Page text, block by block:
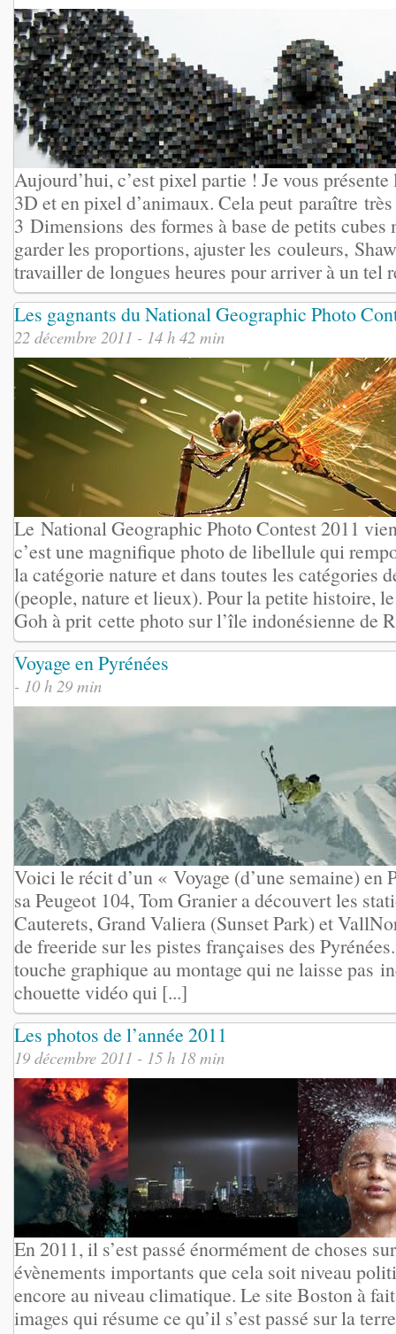
Aujourd’hui, c’est pixel partie ! Je vous
3D et en pixel d’animaux. Cela peut paraître
3 Dimensions des formes à base de petits cubes
garder les proportions, ajuster les couleurs,
travailler de longues heures pour arriver à un tel
Les gagnants du National Geographic Photo
22 décembre 2011 - 14 h 42 min
Le National Geographic Photo Contest 2011
c’est une magnifique photo de libellule qui
la catégorie nature et dans toutes les catégories
(people, nature et lieux). Pour la petite histoire,
Goh à prit cette photo sur l’île indonésienne de
Voyage en Pyrénées
- 10 h 29 min
Voici le récit d’un « Voyage (d’une semaine) en
sa Peugeot 104, Tom Granier a découvert les
Cauterets, Grand Valiera (Sunset Park) et
de freeride sur les pistes françaises des
touche graphique au montage qui ne laisse pas
chouette vidéo qui [...]
Les photos de l’année 2011
19 décembre 2011 - 15 h 18 min
En 2011, il s’est passé énormément de choses
évènements importants que cela soit niveau
encore au niveau climatique. Le site Boston à
images qui résume ce qu’il s’est passé sur la